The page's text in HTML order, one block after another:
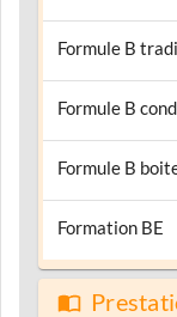
Formule B
Formule B
Formule B
Formation BE